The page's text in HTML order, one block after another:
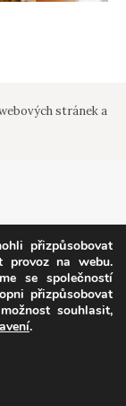
stráneka
přizpůsobovat
provoz na webu.
se společností
přizpůsobovat
souhlasit,
.